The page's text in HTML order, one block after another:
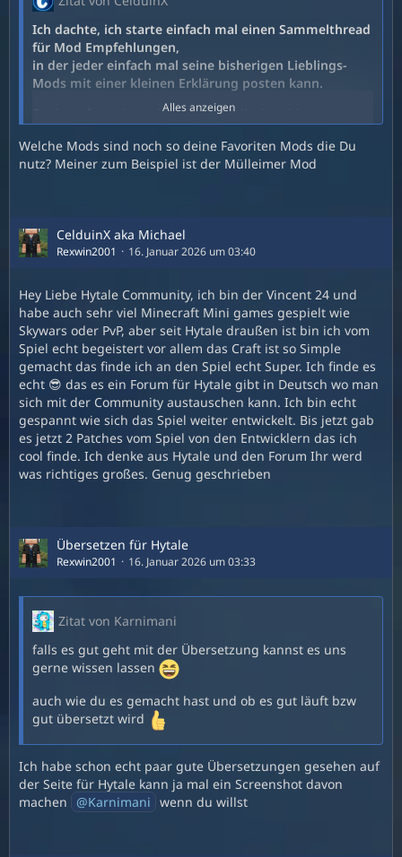
Ich dachte, ich starte einfach mal einen Sammelthread
für Mod Empfehlungen,
in der jeder einfach mal seine bisherigen Lieblings-
Mods mit einer kleinen Erklärung posten kann.
Finde es faszinierend wie schnell die Anzahl an
Am Release Tag bereits um die 20 Stück und Stand jetzt,
wo ich diesen Post verfasse, schon um die 550.
Mein bisheriger Must-have Favorit:
EyeSpy
Fügt euch oben links im HUD Infos über Blöcke/Items
ein, die ihr gerade anseht.
Alles anzeigen
Welche Mods sind noch so deine Favoriten Mods die Du
nutz? Meiner zum Beispiel ist der Mülleimer Mod
CelduinX aka Michael
Rexwin2001 16. Januar 2026 um 03:40
Hey Liebe Hytale Community, ich bin der Vincent 24 und
habe auch sehr viel Minecraft Mini games gespielt wie
Skywars oder PvP, aber seit Hytale draußen ist bin ich vom
Spiel echt begeistert vor allem das Craft ist so Simple
gemacht das finde ich an den Spiel echt Super. Ich finde es
echt 😎 das es ein Forum für Hytale gibt in Deutsch wo man
sich mit der Community austauschen kann. Ich bin echt
gespannt wie sich das Spiel weiter entwickelt. Bis jetzt gab
es jetzt 2 Patches vom Spiel von den Entwicklern das ich
cool finde. Ich denke aus Hytale und den Forum Ihr werd
was richtiges großes. Genug geschrieben
Übersetzen für Hytale
Rexwin2001 16. Januar 2026 um 03:33
Zitat von Karnimani
falls es gut geht mit der Übersetzung kannst es uns
gerne wissen lassen
auch wie du es gemacht hast und ob es gut läuft bzw
gut übersetzt wird
Ich habe schon echt paar gute Übersetzungen gesehen auf
der Seite für Hytale kann ja mal ein Screenshot davon
machen
Karnimani wenn du willst